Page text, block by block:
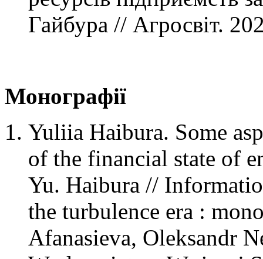
Гайбура // Агросвіт.
Монографії
Yuliia Haibura. Some
of the financial state of
Yu. Haibura //
the turbulence era :
Afanasieva, Oleksandr